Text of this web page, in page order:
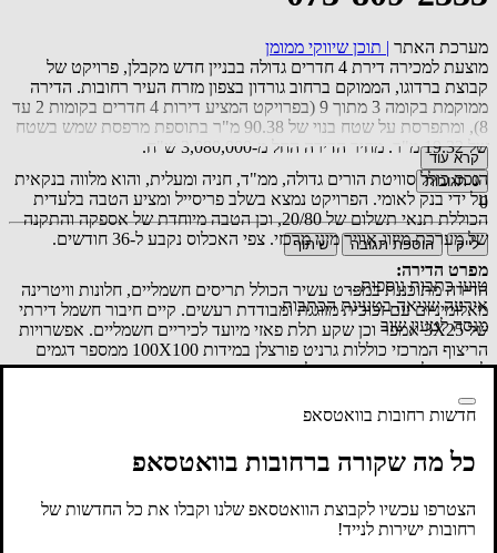
מערכת האתר
תוכן שיווקי ממומן
מוצעת למכירה דירת 4 חדרים גדולה בבניין חדש מקבלן, פרויקט של
קבוצת ברדוגו, הממוקם ברחוב גורדון בצפון מזרח העיר רחובות. הדירה
ממוקמת בקומה 3 מתוך 9 (בפרויקט המציע דירות 4 חדרים בקומות 2 עד
8), ומתפרסת על שטח בנוי של 90.38 מ"ר בתוספת מרפסת שמש בשטח
של 19.32 מ"ר. מחיר הדירה החל מ-3,080,000 ש"ח.
הנכס כולל סוויטת הורים גדולה, ממ"ד, חניה ומעלית, והוא מלווה בנקאית
על ידי בנק לאומי. הפרויקט נמצא בשלב פריסייל ומציע הטבה בלעדית
הכוללת תנאי תשלום של 20/80, וכן הטבה מיוחדת של אספקה והתקנה
של מערכת מיזוג אוויר מיני מרכזי. צפי האכלוס נקבע ל-36 חודשים.
מפרט הדירה:
הדירה מתוכננת במפרט עשיר הכולל תריסים חשמליים, חלונות וויטרינה
מאלומיניום עם זכוכית מזוגגת ומבודדת רעשים. קיים חיבור חשמל דירתי
של 3X25 אמפר וכן שקע תלת פאזי מיועד לכיריים חשמליים. אפשרויות
הריצוף המרכזי כוללות גרניט פורצלן במידות 100X100 ממספר דגמים
לבחירה, לצד מספר דגמים לבחירה עבור ריצוף החדרים. חדרי הרחצה
תלויות, מיכלי הדחה סמויים, וארונות המשלבים כיור ומראה. אזור המטבח
שיש אבן קיסר (במספר דגמים לבחירה) וכיור בהתקנה שטוחה. בנוסף,
הנכס מצויד במערכת סולארית עם דוד של 150 ליטרים ונקודת תקשורת
נקודת גז ומים.
מפרט הבניין:
קרא עוד
0תגובות
0
לייק הוספת תגובה שיתוף
טוען כתבות נוספות...
אירעה שגיאה בטעינת הכתבות
מנסה לטעון שוב
חדשות רחובות בוואטסאפ
כל מה שקורה ברחובות בוואטסאפ
הצטרפו עכשיו לקבוצת הוואטסאפ שלנו וקבלו את כל החדשות של
רחובות ישירות לנייד!